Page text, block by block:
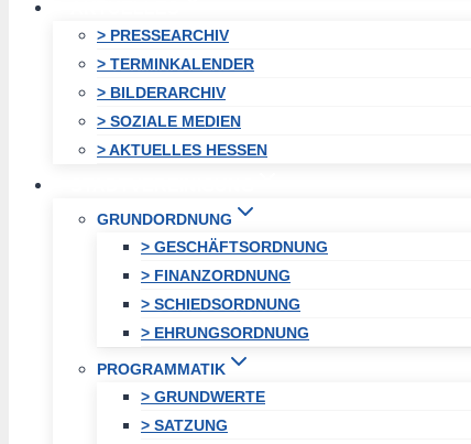
> PRESSEARCHIV
> TERMINKALENDER
> BILDERARCHIV
> SOZIALE MEDIEN
> AKTUELLES HESSEN
GRUNDORDNUNG
> GESCHÄFTSORDNUNG
> FINANZORDNUNG
> SCHIEDSORDNUNG
> EHRUNGSORDNUNG
PROGRAMMATIK
> GRUNDWERTE
> SATZUNG